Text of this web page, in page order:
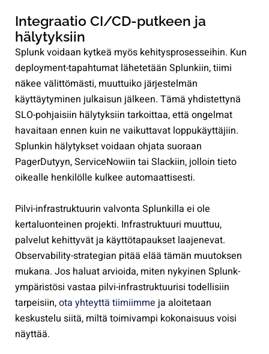
Integraatio CI/CD-putkeen ja
hälytyksiin
Splunk voidaan kytkeä myös kehitysprosesseihin. Kun
deployment-tapahtumat lähetetään Splunkiin, tiimi
näkee välittömästi, muuttuiko järjestelmän
käyttäytyminen julkaisun jälkeen. Tämä yhdistettynä
SLO-pohjaisiin hälytyksiin tarkoittaa, että ongelmat
havaitaan ennen kuin ne vaikuttavat loppukäyttäjiin.
Splunkin hälytykset voidaan ohjata suoraan
PagerDutyyn, ServiceNowiin tai Slackiin, jolloin tieto
oikealle henkilölle kulkee automaattisesti.
Pilvi-infrastruktuurin valvonta Splunkilla ei ole
kertaluonteinen projekti. Infrastruktuuri muuttuu,
palvelut kehittyvät ja käyttötapaukset laajenevat.
Observability-strategian pitää elää tämän muutoksen
mukana. Jos haluat arvioida, miten nykyinen Splunk-
ympäristösi vastaa pilvi-infrastruktuurisi todellisiin
tarpeisiin,ota yhteyttä tiimiimme ja aloitetaan
keskustelu siitä, miltä toimivampi kokonaisuus voisi
näyttää.